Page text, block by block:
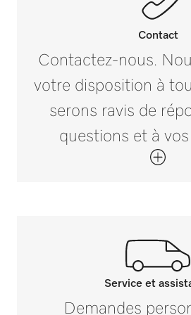
Dimension extérieure,
i
Dimension extérieure,
Poids brut en kg
Contact
Contactez-nous.
votre disposition à
serons ravis de
questions et à
Contactez-
Service et
Demandes